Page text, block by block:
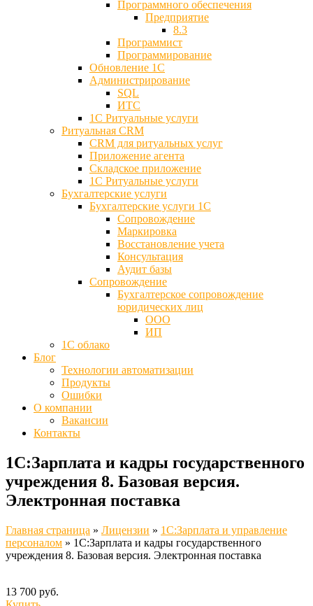
Программного обеспечения
Предприятие
8.3
Программист
Программирование
Обновление 1С
Администрирование
SQL
ИТС
1С Ритуальные услуги
Ритуальная CRM
CRM для ритуальных услуг
Приложение агента
Складское приложение
1С Ритуальные услуги
Бухгалтерские услуги
Бухгалтерские услуги 1С
Сопровождение
Маркировка
Восстановление учета
Консультация
Аудит базы
Cопровождение
Бухгалтерское сопровождение
юридических лиц
ООО
ИП
1С облако
Блог
Технологии автоматизации
Продукты
Ошибки
О компании
Вакансии
Контакты
1С:Зарплата и кадры государственного
учреждения 8. Базовая версия.
Электронная поставка
Главная страница » Лицензии » 1С:Зарплата и управление
персоналом » 1С:Зарплата и кадры государственного
учреждения 8. Базовая версия. Электронная поставка
13 700 руб.